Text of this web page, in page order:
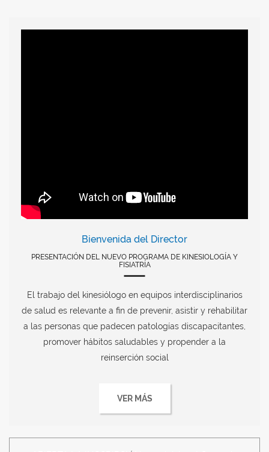
Bienvenida del Director
PRESENTACIÓN DEL NUEVO PROGRAMA DE KINESIOLOGÍA Y
FISIATRÍA
El trabajo del kinesiólogo en equipos interdisciplinarios
de salud es relevante a fin de prevenir, asistir y rehabilitar
a las personas que padecen patologías discapacitantes,
promover hábitos saludables y propender a la
reinserción social
VER MÁS